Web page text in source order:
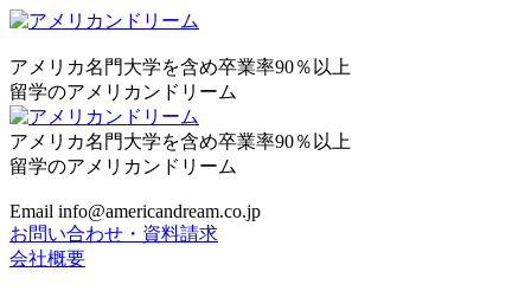
アメリカ名門大学を含め卒業率90％以上
留学のアメリカンドリーム
アメリカ名門大学を含め卒業率90％以上
留学のアメリカンドリーム
Email info@americandream.co.jp
お問い合わせ・資料請求
会社概要